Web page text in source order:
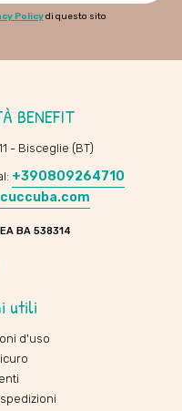
Policydi questo sito
BENEFIT
- Bisceglie (BT)
+390809264710
BA 538314
utili
d'uso